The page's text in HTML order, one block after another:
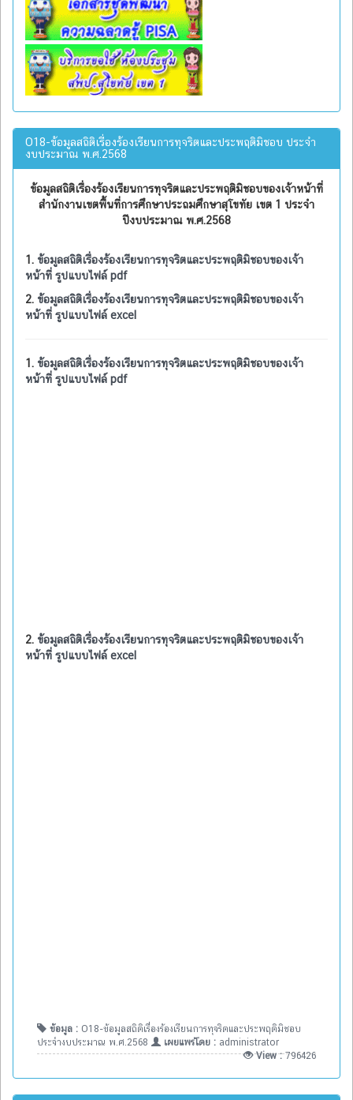
O18-ข้อมูลสถิติเรื่องร้องเรียนการทุจริตและประพฤติมิชอบ ประจำ
งบประมาณ พ.ศ.2568
ข้อมูลสถิติเรื่องร้องเรียนการทุจริตและประพฤติมิชอบของเจ้าหน้าที่
สำนักงานเขตพื้นที่การศึกษาประถมศึกษาสุโขทัย เขต 1 ประจำ
ปีงบประมาณ พ.ศ.2568
1. ข้อมูลสถิติเรื่องร้องเรียนการทุจริตและประพฤติมิชอบของเจ้า
หน้าที่ รูปแบบไฟล์ pdf
2. ข้อมูลสถิติเรื่องร้องเรียนการทุจริตและประพฤติมิชอบของเจ้า
หน้าที่ รูปแบบไฟล์ excel
1. ข้อมูลสถิติเรื่องร้องเรียนการทุจริตและประพฤติมิชอบของเจ้า
หน้าที่ รูปแบบไฟล์ pdf
2. ข้อมูลสถิติเรื่องร้องเรียนการทุจริตและประพฤติมิชอบของเจ้า
หน้าที่ รูปแบบไฟล์ excel
ข้อมูล : O18-ข้อมูลสถิติเรื่องร้องเรียนการทุจริตและประพฤติมิชอบ
ประจำงบประมาณ พ.ศ.2568
เผยแพร่โดย : administrator
View :796426